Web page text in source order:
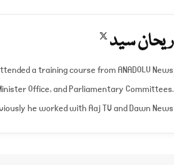
ریحان سید
a training course from ANADOLU News
Office, and Parliamentary Committees.
he worked with Aaj TV and Dawn News.